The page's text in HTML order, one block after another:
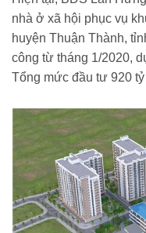
nhà ở xã hội phục vụ
huyện Thuận Thành,
công từ tháng 1/2020,
Tổng mức đầu tư 920 tỷ